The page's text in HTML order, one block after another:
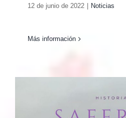
12 de junio de 2022 Noticias
Más información